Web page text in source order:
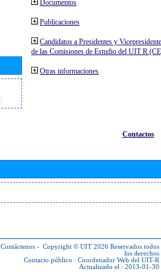
Documentos
Publicaciones
Candidatos a Presidentes y
de las Comisiones de Estudio del UIT R
Otras informaciones
Contactos
Contáctenos - Copyright © UIT 2026 Reservados todos
los derechos
Contacto público : Coordenador Web del UIT-R
Actualizado el : 2013-01-30